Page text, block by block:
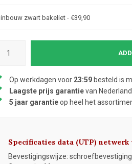
inbouw zwart bakeliet - €39,90
Op werkdagen voor 23:59besteld is
Laagste prijs garantievan
5 jaar garantieop heel het
Specificaties data (UTP)
Bevestigingswijze: schroefbevestiging